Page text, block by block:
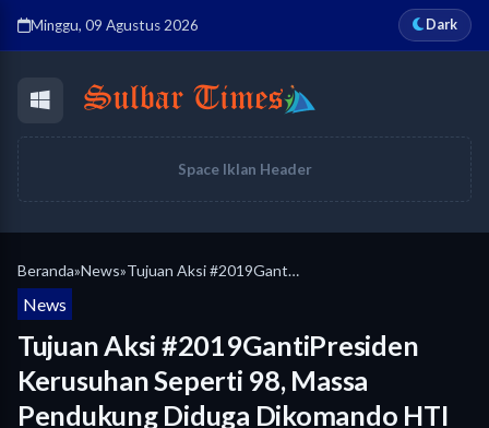
Minggu, 09 Agustus 2026 Dark
Space Iklan Header
Beranda»News» Tujuan Aksi #2019GantiPresiden Kerusuhan Seperti 98, Massa Pendukung Diduga Dikomando HTI
News
Tujuan Aksi #2019GantiPresiden
Kerusuhan Seperti 98, Massa
Pendukung Diduga Dikomando HTI